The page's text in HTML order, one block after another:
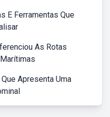
E Ferramentas Que
As Rotas
Apresenta Uma